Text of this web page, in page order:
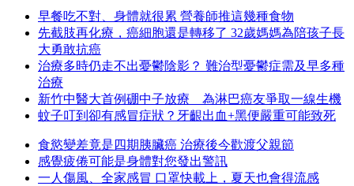
早餐吃不對、身體就很累 營養師推這幾種食物
先截肢再化療，癌細胞還是轉移了 32歲媽媽為陪孩子長
大勇敢抗癌
治療多時仍走不出憂鬱陰影？ 難治型憂鬱症需及早多種
治療
新竹中醫大首例硼中子放療 為淋巴癌友爭取一線生機
蚊子叮到卻有感冒症狀？牙齦出血+黑便嚴重可能致死
食慾變差竟是四期胰臟癌 治療後今歡渡父親節
感覺疲倦可能是身體對您發出警訊
一人傷風、全家感冒 口罩快載上，夏天也會得流感